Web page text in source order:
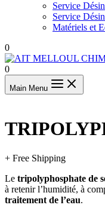
Service
Service
Matériels et
0
0
Main Menu
+ Free Shipping
Le tripolyphosphate de
à retenir l’humidité, à
traitement de l’eau.